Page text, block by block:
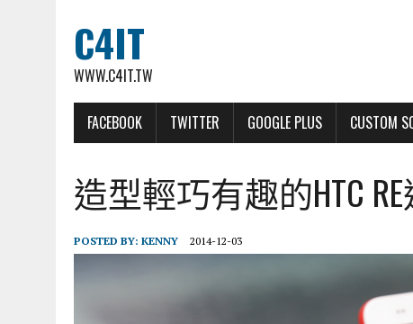
C4IT
WWW.C4IT.TW
FACEBOOK TWITTER GOOGLE PLUS CUSTOM
造型輕巧有趣的HTC
POSTED BY: KENNY 2014-12-03